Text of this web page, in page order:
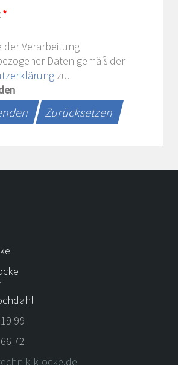
*
der Verarbeitung
Daten gemäß der
zu.
Zurücksetzen
99
72
klocke.de